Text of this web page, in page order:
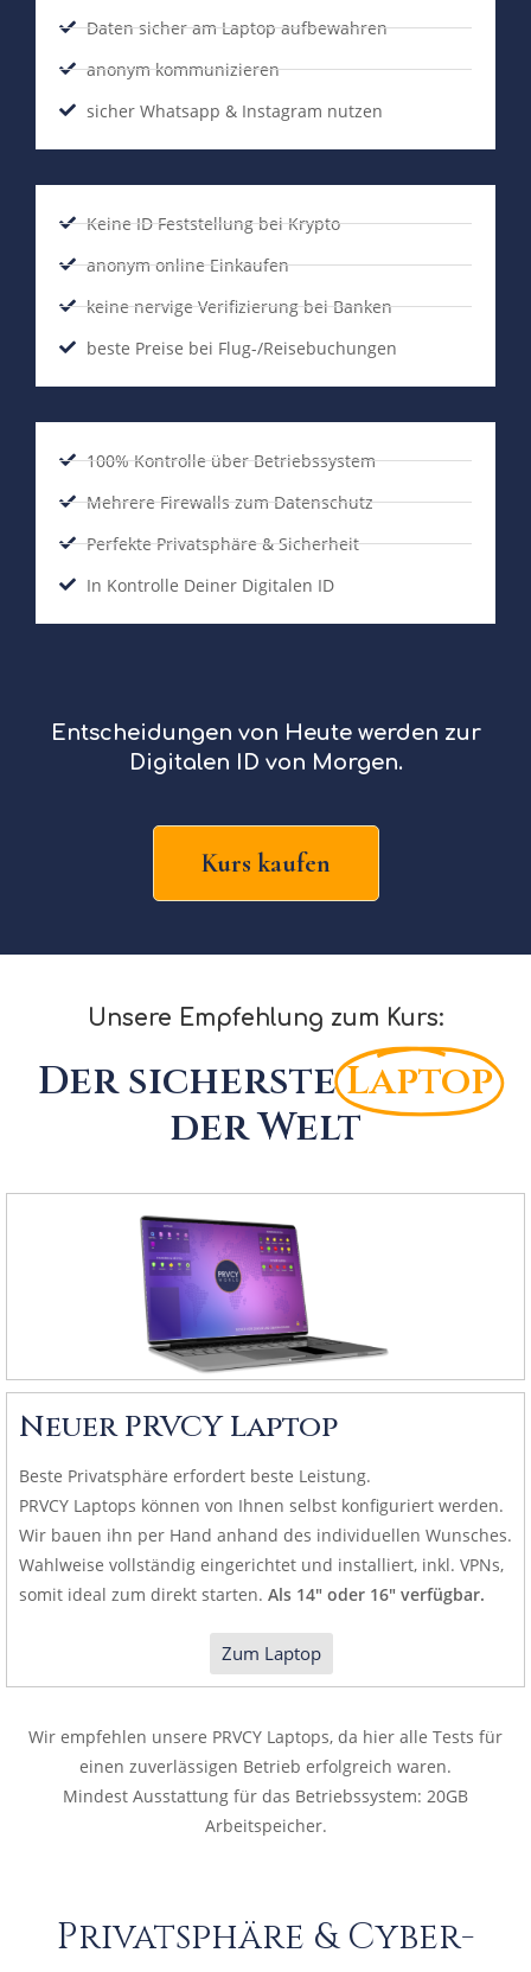
Daten sicher am Laptop aufbewahren
anonym kommunizieren
sicher Whatsapp & Instagram nutzen
Keine ID Feststellung bei Krypto
anonym online Einkaufen
keine nervige Verifizierung bei Banken
beste Preise bei Flug-/Reisebuchungen
100% Kontrolle über Betriebssystem
Mehrere Firewalls zum Datenschutz
Perfekte Privatsphäre & Sicherheit
In Kontrolle Deiner Digitalen ID
Entscheidungen von Heute werden zur
Digitalen ID von Morgen.
Kurs kaufen
Unsere Empfehlung zum Kurs:
Der sichersteLaptop
der Welt
Neuer PRVCY Laptop
Beste Privatsphäre erfordert beste Leistung.
PRVCY Laptops können von Ihnen selbst konfiguriert werden.
Wir bauen ihn per Hand anhand des individuellen Wunsches.
Wahlweise vollständig eingerichtet und installiert, inkl. VPNs,
somit ideal zum direkt starten. Als 14″ oder 16″ verfügbar.
Zum Laptop
Wir empfehlen unsere PRVCY Laptops, da hier alle Tests für
einen zuverlässigen Betrieb erfolgreich waren.
Mindest Ausstattung für das Betriebssystem: 20GB
Arbeitspeicher.
Privatsphäre & Cyber-